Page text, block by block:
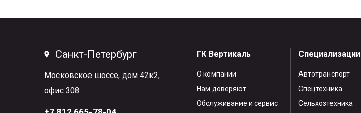
Санкт-Петербург
Московское шоссе, дом 42к2,
офис 308
ГК Вертикаль
О компании
Нам доверяют
Обслуживание и сервис
Специализации
Автотранспорт
Спецтехника
Сельхозтехника